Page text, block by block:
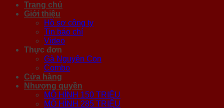
Trang chủ
Giới thiệu
Hồ sơ công ty
Tin báo chí
Video
Thực đơn
Gà Nguyên Con
Combo
Cửa hàng
Nhượng quyền
MÔ HÌNH 150 TRIỆU
MÔ HÌNH 285 TRIỆU